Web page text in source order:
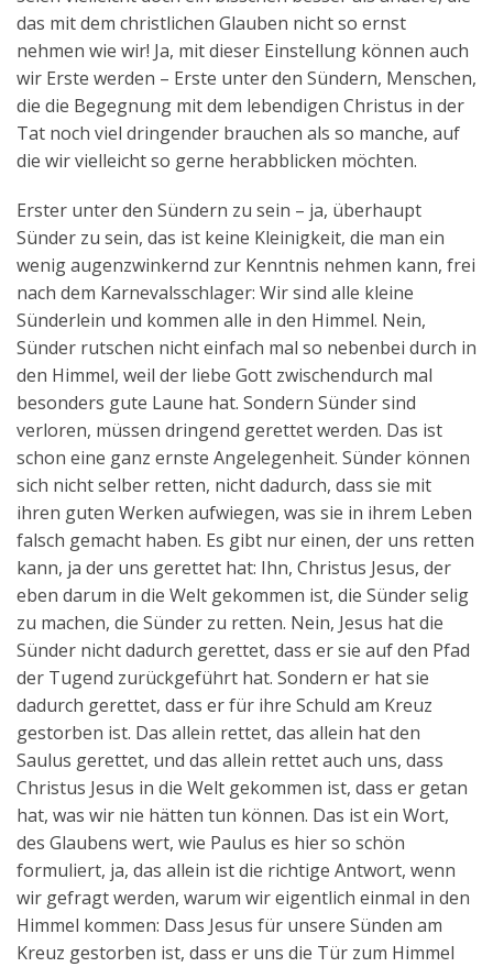
das mit dem christlichen Glauben nicht so ernst
nehmen wie wir! Ja, mit dieser Einstellung können auch
wir Erste werden – Erste unter den Sündern, Menschen,
die die Begegnung mit dem lebendigen Christus in der
Tat noch viel dringender brauchen als so manche, auf
die wir vielleicht so gerne herabblicken möchten.
Erster unter den Sündern zu sein – ja, überhaupt
Sünder zu sein, das ist keine Kleinigkeit, die man ein
wenig augenzwinkernd zur Kenntnis nehmen kann, frei
nach dem Karnevalsschlager: Wir sind alle kleine
Sünderlein und kommen alle in den Himmel. Nein,
Sünder rutschen nicht einfach mal so nebenbei durch in
den Himmel, weil der liebe Gott zwischendurch mal
besonders gute Laune hat. Sondern Sünder sind
verloren, müssen dringend gerettet werden. Das ist
schon eine ganz ernste Angelegenheit. Sünder können
sich nicht selber retten, nicht dadurch, dass sie mit
ihren guten Werken aufwiegen, was sie in ihrem Leben
falsch gemacht haben. Es gibt nur einen, der uns retten
kann, ja der uns gerettet hat: Ihn, Christus Jesus, der
eben darum in die Welt gekommen ist, die Sünder selig
zu machen, die Sünder zu retten. Nein, Jesus hat die
Sünder nicht dadurch gerettet, dass er sie auf den Pfad
der Tugend zurückgeführt hat. Sondern er hat sie
dadurch gerettet, dass er für ihre Schuld am Kreuz
gestorben ist. Das allein rettet, das allein hat den
Saulus gerettet, und das allein rettet auch uns, dass
Christus Jesus in die Welt gekommen ist, dass er getan
hat, was wir nie hätten tun können. Das ist ein Wort,
des Glaubens wert, wie Paulus es hier so schön
formuliert, ja, das allein ist die richtige Antwort, wenn
wir gefragt werden, warum wir eigentlich einmal in den
Himmel kommen: Dass Jesus für unsere Sünden am
Kreuz gestorben ist, dass er uns die Tür zum Himmel